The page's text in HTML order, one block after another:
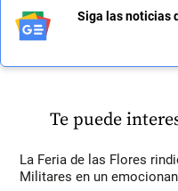
Siga las noticias
Te puede
La Feria de las Flores
Militares en un